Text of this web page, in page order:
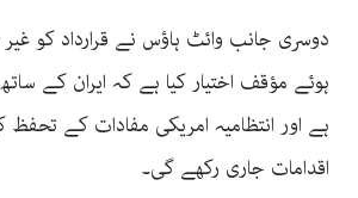
دوسری جانب وائٹ ہاؤس نے قرارداد کو
ہوئے مؤقف اختیار کیا ہے کہ ایران کے
ہے اور انتظامیہ امریکی مفادات کے
اقدامات جاری رکھے گی۔